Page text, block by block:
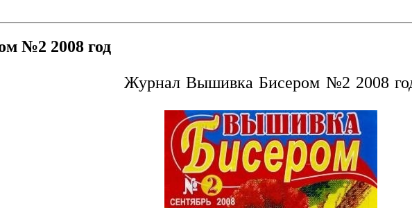
№2 2008 год
Журнал Вышивка Бисером №2 2008